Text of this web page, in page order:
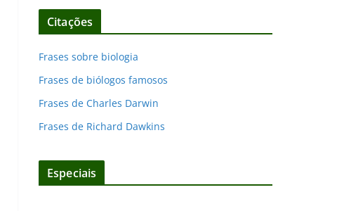
Citações
Frases sobre biologia
Frases de biólogos famosos
Frases de Charles Darwin
Frases de Richard Dawkins
Especiais